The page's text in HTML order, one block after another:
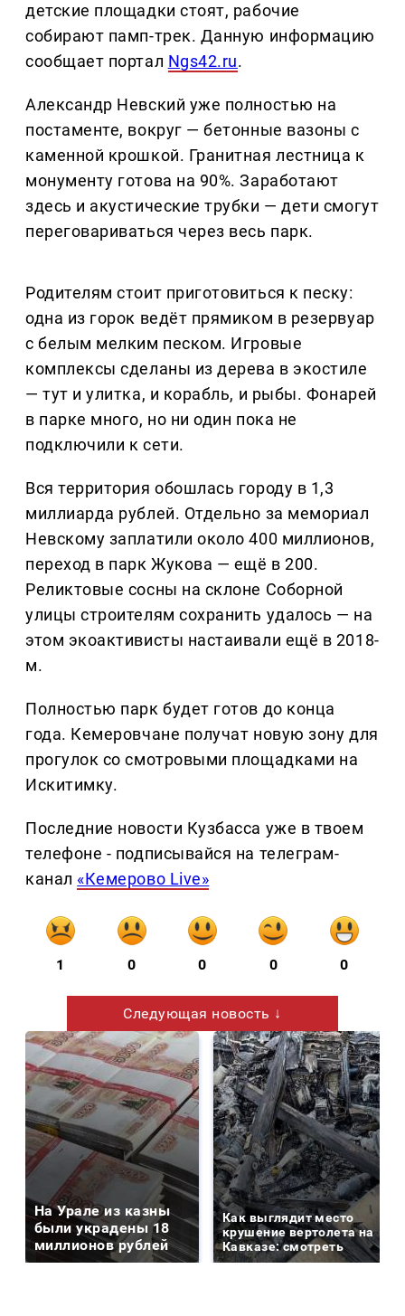
детские площадки стоят, рабочие
собирают памп-трек. Данную информацию
сообщает портал Ngs42.ru.
Александр Невский уже полностью на
постаменте, вокруг — бетонные вазоны с
каменной крошкой. Гранитная лестница к
монументу готова на 90%. Заработают
здесь и акустические трубки — дети смогут
переговариваться через весь парк.
Родителям стоит приготовиться к песку:
одна из горок ведёт прямиком в резервуар
с белым мелким песком. Игровые
комплексы сделаны из дерева в экостиле
— тут и улитка, и корабль, и рыбы. Фонарей
в парке много, но ни один пока не
подключили к сети.
Вся территория обошлась городу в 1,3
миллиарда рублей. Отдельно за мемориал
Невскому заплатили около 400 миллионов,
переход в парк Жукова — ещё в 200.
Реликтовые сосны на склоне Соборной
улицы строителям сохранить удалось — на
этом экоактивисты настаивали ещё в 2018-
м.
Полностью парк будет готов до конца
года. Кемеровчане получат новую зону для
прогулок со смотровыми площадками на
Искитимку.
Последние новости Кузбасса уже в твоем
телефоне - подписывайся на телеграм-
канал «Кемерово Live»
1 0 0 0 0
Следующая новость ↓
На Урале из казны
были украдены 18
миллионов рублей
Как выглядит место
крушение вертолета на
Кавказе: смотреть